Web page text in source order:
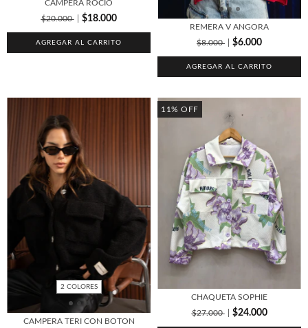
CAMPERA ROCIO
$20.000
$18.000
AGREGAR AL CARRITO
REMERA V ANGORA
$8.000
$6.000
AGREGAR AL CARRITO
2 COLORES
CAMPERA TERI CON BOTON
11% OFF
CHAQUETA SOPHIE
$27.000
$24.000